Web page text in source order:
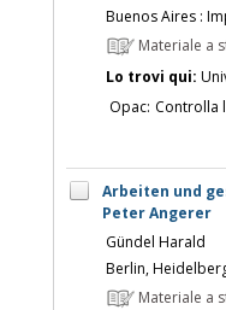
Buenos Aires :
Materiale a
Lo trovi qui:
Opac: Controlla
Arbeiten und
Peter Angerer
Gündel Harald
Berlin,
Materiale a